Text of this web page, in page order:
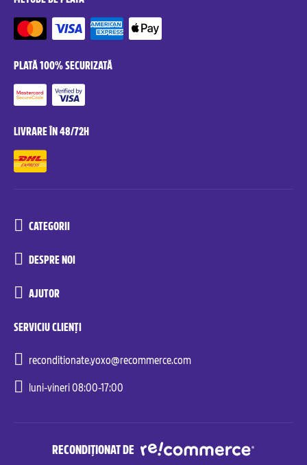
PLATĂ 100% SECURIZATĂ
LIVRARE ÎN 48/72H
CATEGORII
DESPRE NOI
AJUTOR
SERVICIU CLIENȚI
reconditionate.yoxo@recommerce.com
luni-vineri 08:00-17:00
RECONDIȚIONAT DE